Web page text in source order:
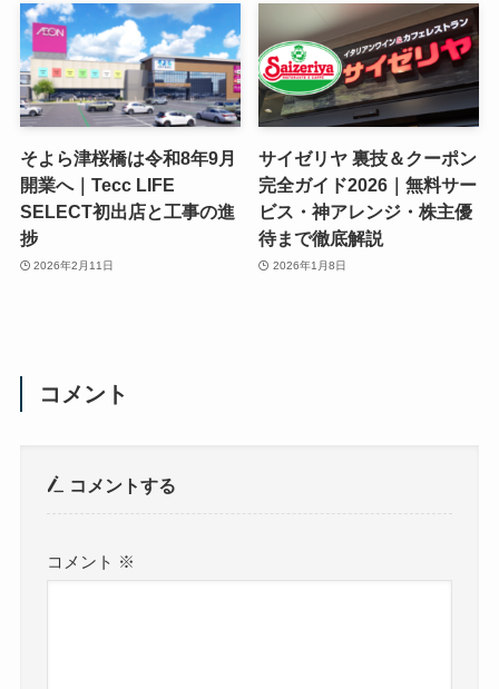
そよら津桜橋は令和8年9月
開業へ｜Tecc LIFE
SELECT初出店と工事の進
捗
2026年2月11日
サイゼリヤ 裏技＆クーポン
完全ガイド2026｜無料サー
ビス・神アレンジ・株主優
待まで徹底解説
2026年1月8日
コメント
コメントする
コメント ※